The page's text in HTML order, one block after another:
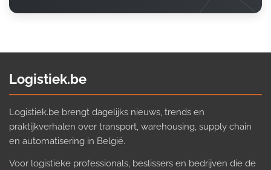
Logistiek.be
Logistiek.be brengt dagelijks nieuws, trends en
praktijkverhalen over transport, warehousing, supply chain
en automatisering in België.
Voor logistieke professionals, beslissers en bedrijven die de